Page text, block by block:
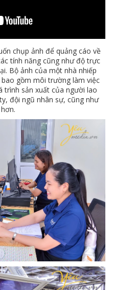
chụp ảnh để quảng cáo về
tính năng cũng như độ trực
Bộ ảnh của một nhà nhiếp
gồm môi trường làm việc
trình sản xuất của người lao
đội ngũ nhân sự, cũng như